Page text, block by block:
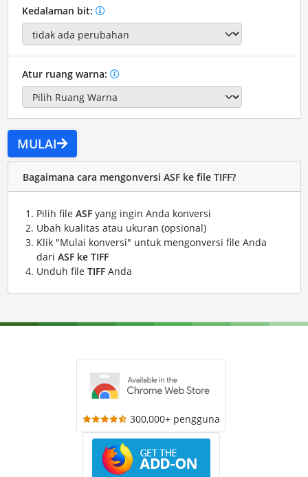
Kedalaman bit:
Atur ruang warna:
MULAI
Bagaimana cara mengonversi ASF ke file TIFF?
Pilih file ASFyang ingin Anda konversi
Ubah kualitas atau ukuran (opsional)
Klik "Mulai konversi" untuk mengonversi file Anda
dari ASF ke TIFF
Unduh file TIFFAnda
300,000+ pengguna